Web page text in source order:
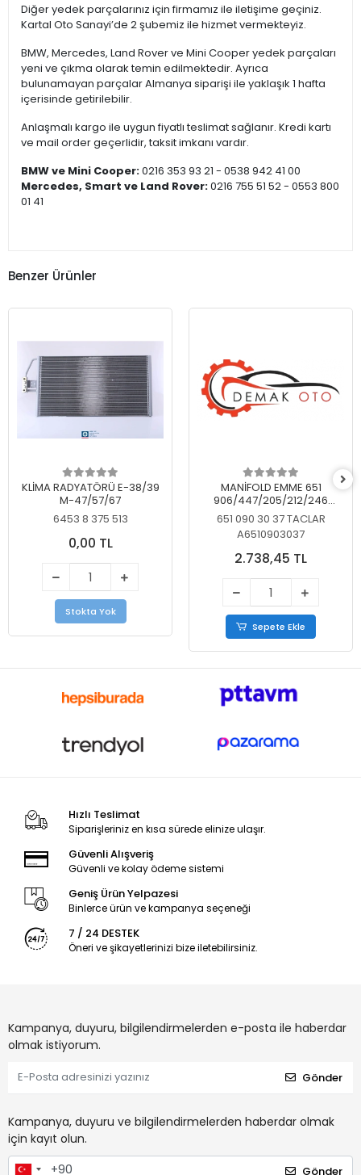
Diğer yedek parçalarınız için firmamız ile iletişime geçiniz.
Kartal Oto Sanayi’de 2 şubemiz ile hizmet vermekteyiz.
BMW, Mercedes, Land Rover ve Mini Cooper yedek parçaları
yeni ve çıkma olarak temin edilmektedir. Ayrıca
bulunamayan parçalar Almanya siparişi ile yaklaşık 1 hafta
içerisinde getirilebilir.
Anlaşmalı kargo ile uygun fiyatlı teslimat sağlanır. Kredi kartı
ve mail order geçerlidir, taksit imkanı vardır.
BMW ve Mini Cooper:0216 353 93 21 - 0538 942 41 00
Mercedes, Smart ve Land Rover:0216 755 51 52 - 0553 800
01 41
Benzer Ürünler
KLİMA RADYATÖRÜ E-38/39
M-47/57/67
6453 8 375 513
0,00 TL
Stokta Yok
MANİFOLD EMME 651
906/447/205/212/246
KELEBEKSİZ
651 090 30 37 TACLAR
A6510903037
2.738,45 TL
Sepete Ekle
Hızlı Teslimat
Siparişleriniz en kısa sürede elinize ulaşır.
Güvenli Alışveriş
Güvenli ve kolay ödeme sistemi
Geniş Ürün Yelpazesi
Binlerce ürün ve kampanya seçeneği
7 / 24 DESTEK
Öneri ve şikayetlerinizi bize iletebilirsiniz.
Kampanya, duyuru, bilgilendirmelerden e-posta ile haberdar
olmak istiyorum.
Gönder
Kampanya, duyuru ve bilgilendirmelerden haberdar olmak
için kayıt olun.
Gönder